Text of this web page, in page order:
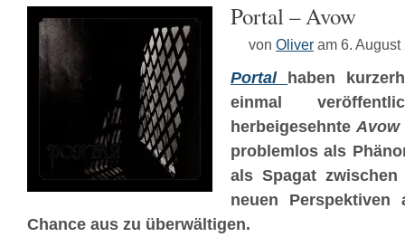
Portal – Avow
von Oliver am 6. August
Portal
haben
einmal
herbeigesehnte Avow
problemlos als
als Spagat
neuen
Chance aus zu überwältigen.